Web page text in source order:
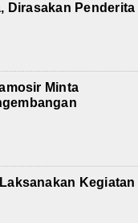
Dirasakan Penderita
Minta
Kegiatan